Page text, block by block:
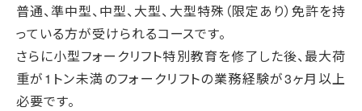
普通、準中型、中型、大型、大型特殊（限定あり）免許を持
っている方が受けられるコースです。
さらに小型フォークリフト特別教育を修了した後、最大荷
重が1トン未満のフォークリフトの業務経験が3ヶ月以上
必要です。